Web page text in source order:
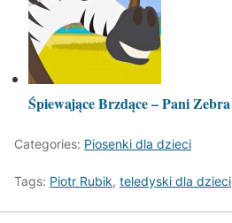
Śpiewające Brzdące – Pani Zebra
Categories: Piosenki dla dzieci
Tags: Piotr Rubik, teledyski dla dzieci